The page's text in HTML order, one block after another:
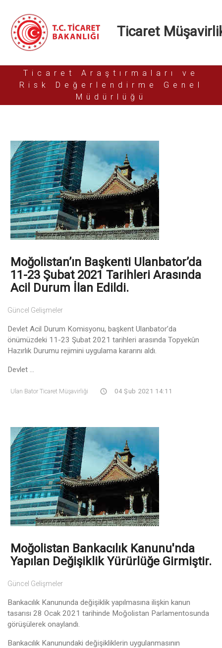
Ticaret
Ticaret Araştırmaları ve
Risk Değerlendirme Genel
Müdürlüğü
Moğolistan’ın Başkenti Ulanbator’da
11-23 Şubat 2021 Tarihleri Arasında
Acil Durum İlan Edildi.
Güncel Gelişmeler
Devlet Acil Durum Komisyonu, başkent Ulanbator’da
önümüzdeki 11-23 Şubat 2021 tarihleri arasında Topyekûn
Hazırlık Durumu rejimini uygulama kararını aldı.
Devlet ...
Ulan Bator Ticaret Müşavirliği 04 Şub 2021 14:11
Moğolistan Bankacılık Kanunu'nda
Yapılan Değişiklik Yürürlüğe Girmiştir.
Güncel Gelişmeler
Bankacılık Kanununda değişiklik yapılmasına ilişkin kanun
tasarısı 28 Ocak 2021 tarihinde Moğolistan Parlamentosunda
görüşülerek onaylandı.
Bankacılık Kanunundaki değişikliklerin uygulanmasının